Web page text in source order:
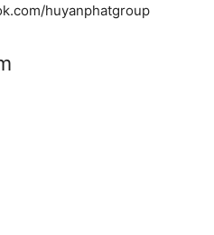
huyanphatgroup